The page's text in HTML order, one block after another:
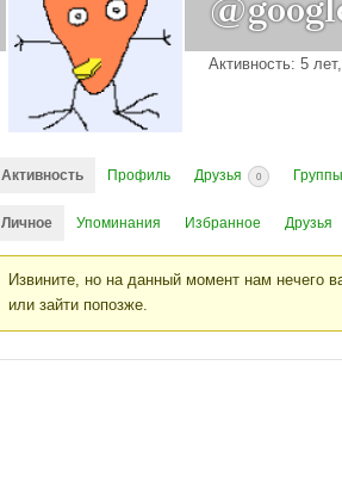
Активность: 5
Активность Профиль Друзья 0 Группы
Личное Упоминания Избранное Друзья
Извините, но на данный момент нам нечего
или зайти попозже.